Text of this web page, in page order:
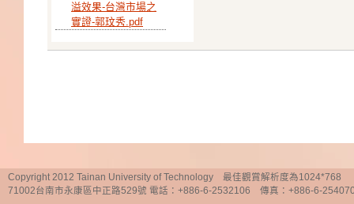
溢效果-台灣市場之
實證-郭玟秀.pdf
Copyright 2012 Tainan University of Technology 最佳觀賞解析度為1024*768
71002台南市永康區中正路529號 電話：+886-6-2532106 傳真：+886-6-